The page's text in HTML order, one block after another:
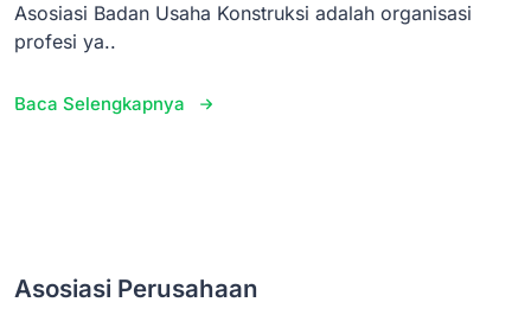
Asosiasi Badan Usaha Konstruksi adalah organisasi
profesi ya..
Baca Selengkapnya
Asosiasi Perusahaan